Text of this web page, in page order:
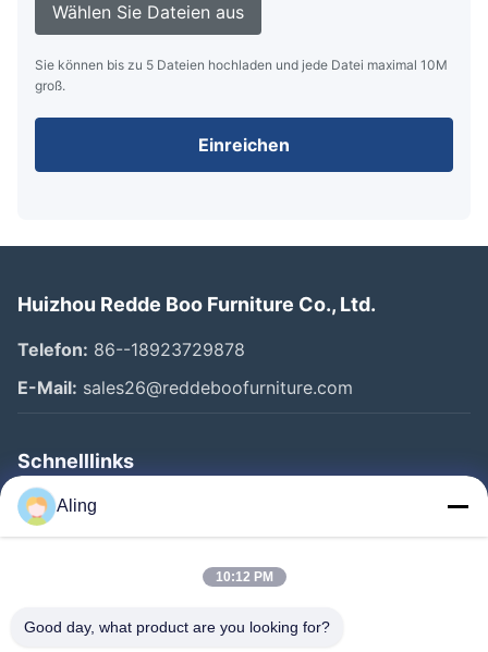
Wählen Sie Dateien aus
Sie können bis zu 5 Dateien hochladen und jede Datei maximal 10M
groß.
Einreichen
Huizhou Redde Boo Furniture Co., Ltd.
Telefon: 86--18923729878
E-Mail: sales26@reddeboofurniture.com
Schnelllinks
Startseite
Produkte
Über Uns
Aling
10:12 PM
Good day, what product are you looking for?